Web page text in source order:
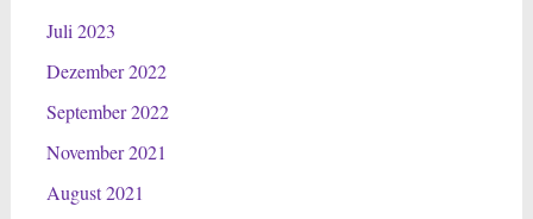
Juli 2023
Dezember 2022
September 2022
November 2021
August 2021